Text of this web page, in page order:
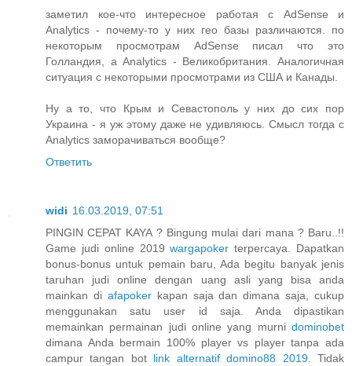
заметил кое-что интересное работая с AdSense и
Analytics - почему-то у них гео базы различаются. по
некоторым просмотрам AdSense писал что это
Голландия, а Analytics - Великобритания. Аналогичная
ситуация с некоторыми просмотрами из США и Канады.
Ну а то, что Крым и Севастополь у них до сих пор
Украина - я уж этому даже не удивляюсь. Смысл тогда с
Analytics заморачиваться вообще?
Ответить
widi 16.03.2019, 07:51
PINGIN CEPAT KAYA ? Bingung mulai dari mana ? Baru..!!
Game judi online 2019wargapoker terpercaya. Dapatkan
bonus-bonus untuk pemain baru, Ada begitu banyak jenis
taruhan judi online dengan uang asli yang bisa anda
mainkan di afapokerkapan saja dan dimana saja, cukup
menggunakan satu user id saja. Anda dipastikan
memainkan permainan judi online yang murni dominobet
dimana Anda bermain 100% player vs player tanpa ada
campur tangan bot link alternatif domino88 2019. Tidak